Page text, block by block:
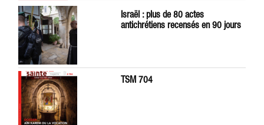
Israël : plus de 80 actes
antichrétiens recensés en 90 jours
TSM 704